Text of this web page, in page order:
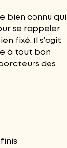
bien connu qui
se rappeler
fixé. Il s’agit
à tout bon
des